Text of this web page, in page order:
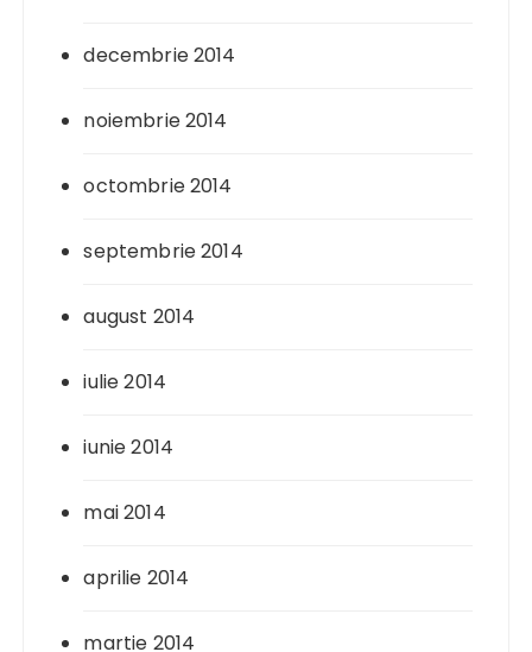
decembrie 2014
noiembrie 2014
octombrie 2014
septembrie 2014
august 2014
iulie 2014
iunie 2014
mai 2014
aprilie 2014
martie 2014